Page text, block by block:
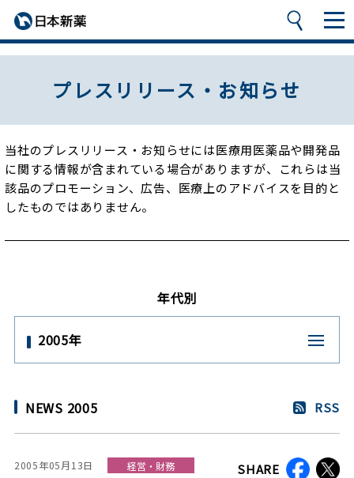
プレスリリース・お知らせ
当社のプレスリリース・お知らせには医療用医薬品や開発品
に関する情報が含まれている場合がありますが、
これらは当
該品のプロモーション、広告、医療上のアドバイスを目的と
したものではありません。
年代別
2005年
NEWS 2005 RSS
2005年05月13日 経営・財務 SHARE